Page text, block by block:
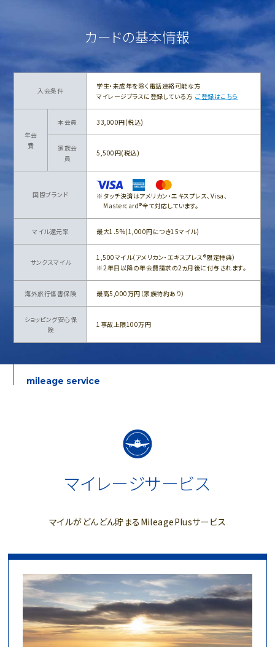
カードの基本情報
入会条件
学生・未成年を除く電話連絡可能な方
マイレージプラスに登録している方 ご登録はこちら
年会
費
本会員 33,000円(税込)
家族会
員
5,500円(税込)
国際ブランド
タッチ決済はアメリカン・エキスプレス、Visa、
Mastercard®全て対応しています。
マイル還元率 最大1.5%(1,000円につき15マイル)
サンクスマイル
1,500マイル（アメリカン・エキスプレス®限定特典）
2年目以降の年会費請求の2ヵ月後に付与されます。
海外旅行傷害保険 最高5,000万円（家族特約あり）
ショッピング安心保
険
1事故上限100万円
mileage service
マイレージサービス
マイルがどんどん貯まるMileagePlusサービス